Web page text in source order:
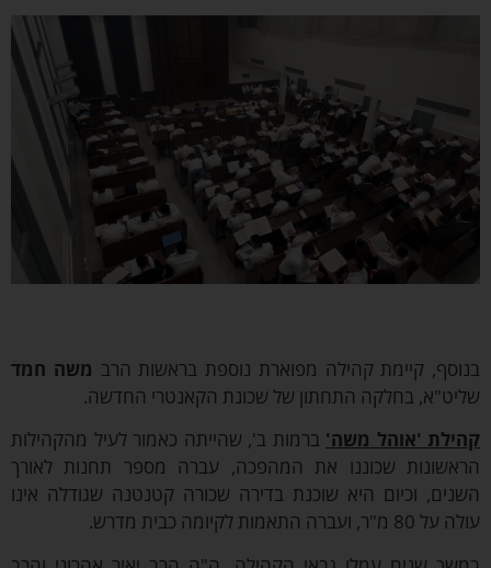
קיימת קהילה מפוארת נוספת בראשות הרבמשה חמד
בחלקה התחתון של שכונת הקאנטרי החדשה.
'אוהל משה'ברמות ב', שהייתה כאמור לעיל מהקהילות
שכוננו את המהפכה, עברה מספר תחנות לאורך
וכיום היא שוכנת בדירה שכורה קטנטנה שגודלה אינו
התאמות לקיומה כבית מדרש.